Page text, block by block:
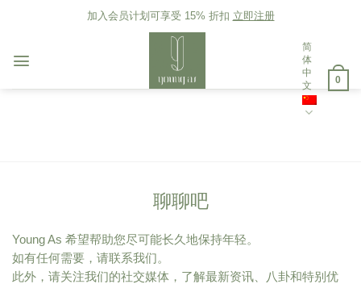
加入会员计划可享受 15% 折扣 立即注册
简
体
中
文
0
聊聊吧
Young As 希望帮助您尽可能长久地保持年轻。
如有任何需要，请联系我们。
此外，请关注我们的社交媒体，了解最新资讯、八卦和特别优